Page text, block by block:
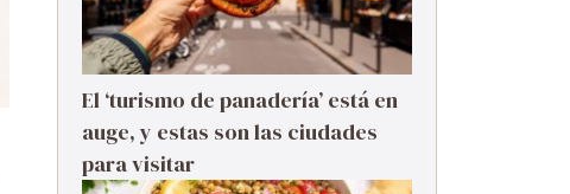
El ‘turismo de panadería’ está en
auge, y estas son las ciudades
para visitar